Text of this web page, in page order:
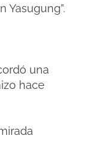
Yasugung”.
una
hace